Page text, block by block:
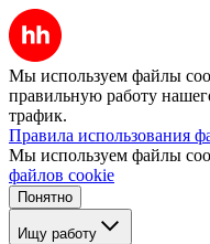
Мы используем файлы
правильную работу
трафик.
Правила использования
Мы используем файлы
файлов cookie
Понятно
Ищу работу